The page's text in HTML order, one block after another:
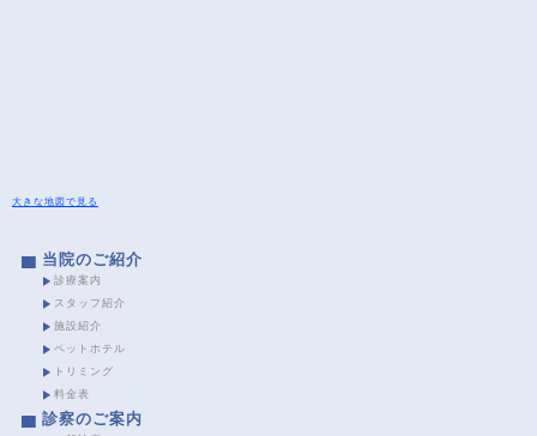
大きな地図で見る
当院のご紹介
診療案内
スタッフ紹介
施設紹介
ペットホテル
トリミング
料金表
診察のご案内